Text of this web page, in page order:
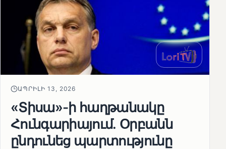
ԱՊՐԻԼԻ 13, 2026
«Տիսա»-ի հաղթանակը
Հունգարիայում․ Օրբանն
ընդունեց պարտությունը